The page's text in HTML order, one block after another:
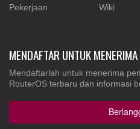
Pekerjaan
Wiki
MENDAFTAR UNTUK
Mendaftarlah untuk menerima
RouterOS terbaru dan informasi